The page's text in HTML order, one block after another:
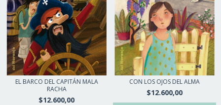
EL BARCO DEL CAPITÁN MALA
RACHA
$12.600,00
CON LOS OJOS DEL ALMA
$12.600,00